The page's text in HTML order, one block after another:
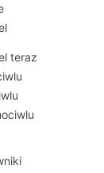
teraz